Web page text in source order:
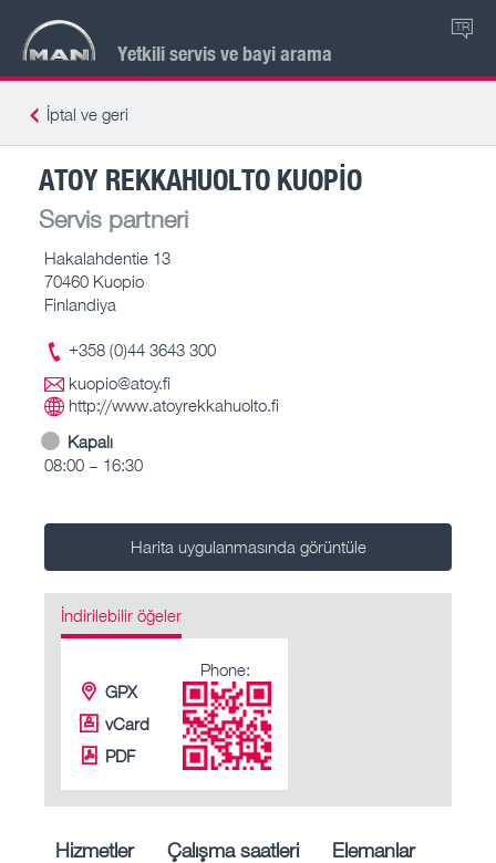
Yetkili servis ve bayi arama
TR
İptal ve geri
ATOY REKKAHUOLTO KUOPIO
Servis partneri
Hakalahdentie 13
70460 Kuopio
Finlandiya
+358 (0)44 3643 300
kuopio@atoy.fi
http://www.atoyrekkahuolto.fi
Kapalı
08:00 – 16:30
Harita uygulanmasında görüntüle
İndirilebilir öğeler
GPX
vCard
PDF
Phone:
Hizmetler Çalışma saatleri Elemanlar